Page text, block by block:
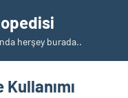
herşey burada..